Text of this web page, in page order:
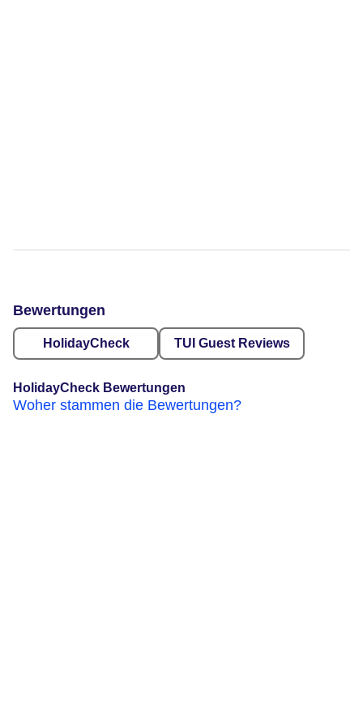
Bewertungen
HolidayCheck TUI Guest Reviews
HolidayCheck Bewertungen
Woher stammen die Bewertungen?